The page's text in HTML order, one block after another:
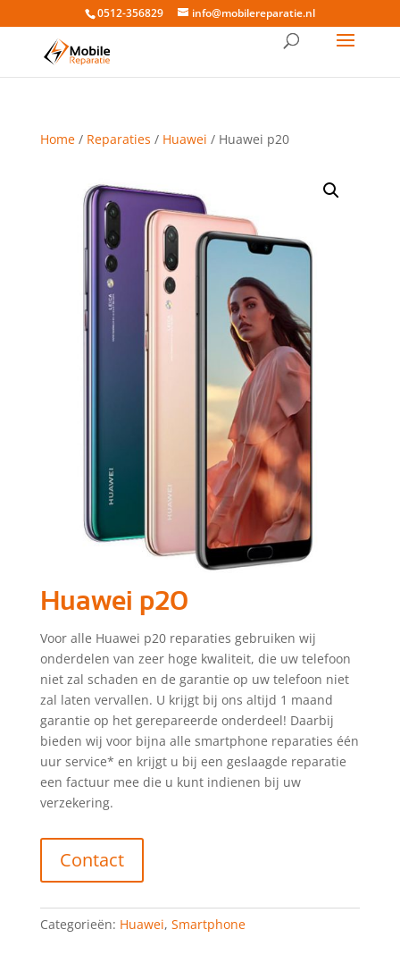
0512-356829 info@mobilereparatie.nl
Home/ Reparaties / Huawei / Huawei p20
Huawei p20
Voor alle Huawei p20 reparaties gebruiken wij
onderdelen van zeer hoge kwaliteit, die uw telefoon
niet zal schaden en de garantie op uw telefoon niet
zal laten vervallen. U krijgt bij ons altijd 1 maand
garantie op het gerepareerde onderdeel! Daarbij
bieden wij voor bijna alle smartphone reparaties één
uur service* en krijgt u bij een geslaagde reparatie
een factuur mee die u kunt indienen bij uw
verzekering.
Contact
Categorieën: Huawei, Smartphone